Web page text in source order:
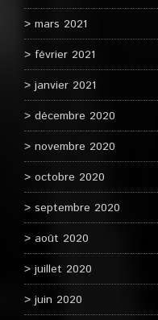
mars 2021
février 2021
janvier 2021
décembre 2020
novembre 2020
octobre 2020
septembre 2020
août 2020
juillet 2020
juin 2020